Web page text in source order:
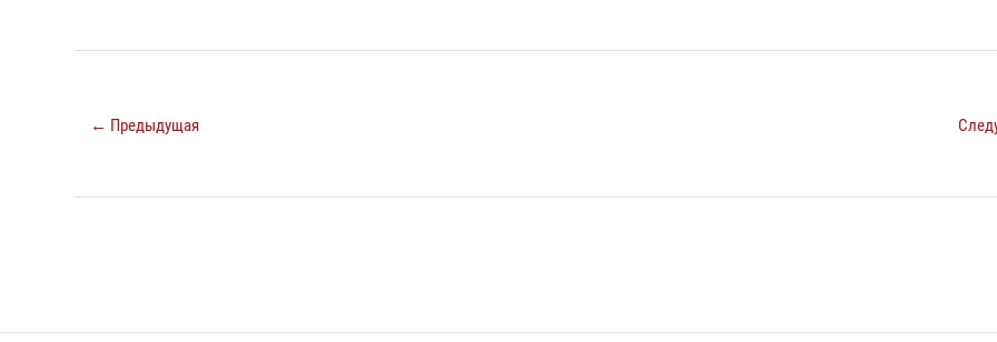
← Предыдущая